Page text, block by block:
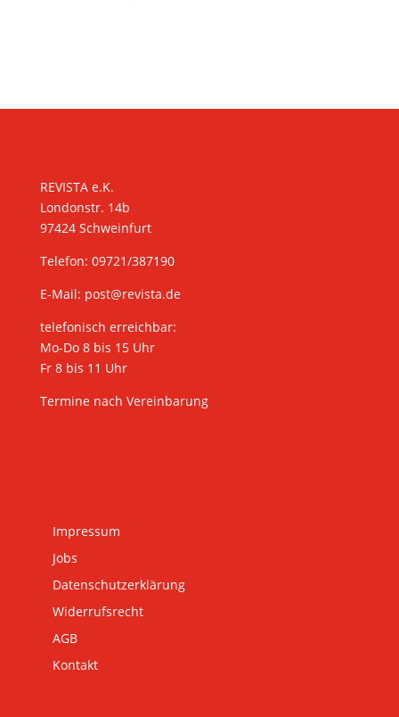
REVISTA e.K.
Londonstr. 14b
97424 Schweinfurt
Telefon: 09721/387190
E-Mail: post@revista.de
telefonisch erreichbar:
Mo-Do 8 bis 15 Uhr
Fr 8 bis 11 Uhr
Termine nach Vereinbarung
Impressum
Jobs
Datenschutzerklärung
Widerrufsrecht
AGB
Kontakt